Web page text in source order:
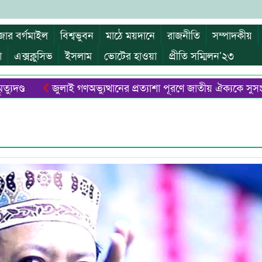
বর্গমাইল বিশ্বভুবন মাঠে ময়দানে রাজনীতি সম্পাদকীয়
এক্সক্লুসিভ ইসলাম ভোটের হাওয়া প্রীতি সম্মিলন’২৩
জুলাই গণঅভ্যুত্থানের প্রত্যাশা পূরণে জাতীয় ঐক্যকে সুসংহত